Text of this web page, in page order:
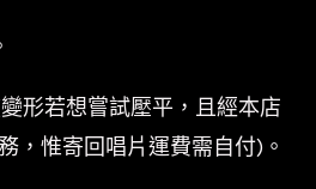
形若想嘗試壓平，且經本店
，惟寄回唱片運費需自付)。